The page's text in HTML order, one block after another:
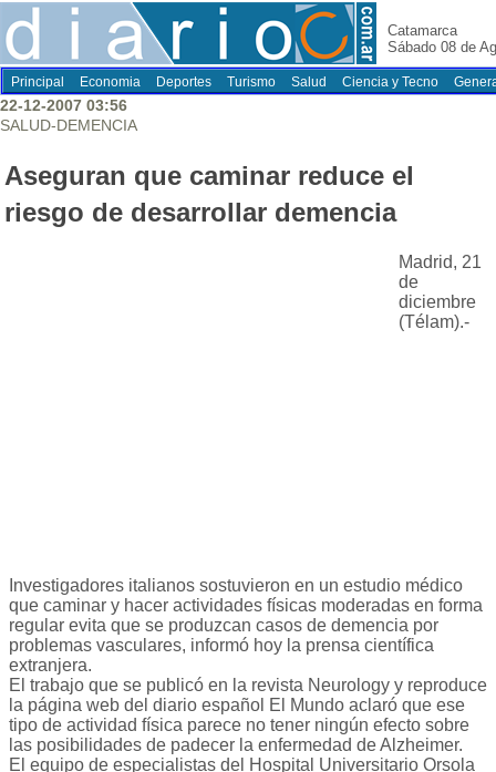
Catamarca
Sábado 08 de
Principal Economia Deportes Turismo Salud Ciencia y Tecno
22-12-2007 03:56
SALUD-DEMENCIA
Aseguran que caminar reduce el
riesgo de desarrollar demencia
Madrid, 21
de
diciembre
(Télam).-
Investigadores italianos sostuvieron en un estudio médico
que caminar y hacer actividades físicas moderadas en forma
regular evita que se produzcan casos de demencia por
problemas vasculares, informó hoy la prensa científica
extranjera.
El trabajo que se publicó en la revista Neurology y reproduce
la página web del diario español El Mundo aclaró que ese
tipo de actividad física parece no tener ningún efecto sobre
las posibilidades de padecer la enfermedad de Alzheimer.
El equipo de especialistas del Hospital Universitario Orsola